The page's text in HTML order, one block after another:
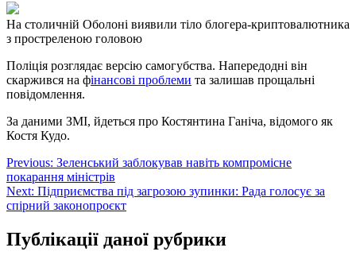
На столичній Оболоні виявили тіло блогера-криптовалютника
з простреленою головою
Поліція розглядає версію самогубства. Напередодні він
скаржився на фінансові проблеми та залишав прощальні
повідомлення.
За даними ЗМІ, йдеться про Костянтина Ганіча, відомого як
Костя Кудо.
Навігація
записів
Previous: Зеленський заблокував навіть компромісне
покарання міністрів
Next: Підприємства під загрозою зупинки: Рада голосує за
спірний законопроєкт
Публікації даної рубрики